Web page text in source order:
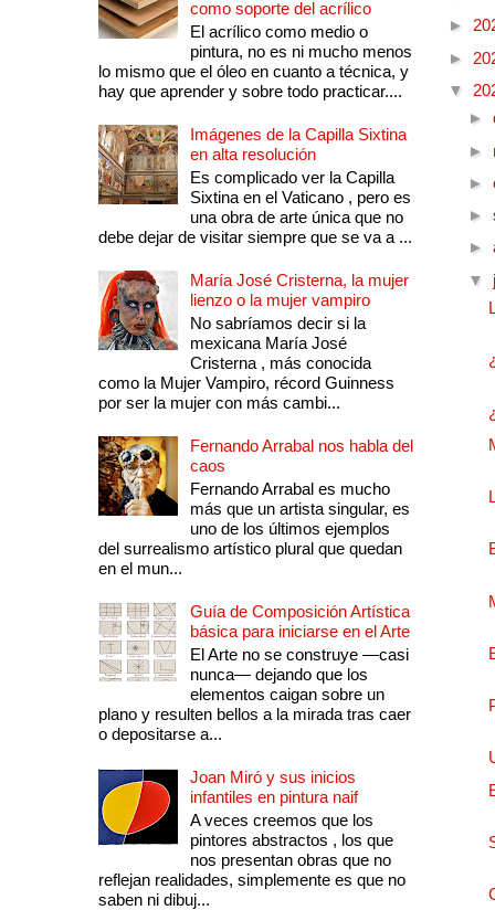
como soporte del acrílico
El acrílico como medio o
pintura, no es ni mucho menos
lo mismo que el óleo en cuanto a técnica, y
hay que aprender y sobre todo practicar....
Imágenes de la Capilla Sixtina
en alta resolución
Es complicado ver la Capilla
Sixtina en el Vaticano , pero es
una obra de arte única que no
debe dejar de visitar siempre que se va a ...
María José Cristerna, la mujer
lienzo o la mujer vampiro
No sabríamos decir si la
mexicana María José
Cristerna , más conocida
como la Mujer Vampiro, récord Guinness
por ser la mujer con más cambi...
Fernando Arrabal nos habla del
caos
Fernando Arrabal es mucho
más que un artista singular, es
uno de los últimos ejemplos
del surrealismo artístico plural que quedan
en el mun...
Guía de Composición Artística
básica para iniciarse en el Arte
El Arte no se construye —casi
nunca— dejando que los
elementos caigan sobre un
plano y resulten bellos a la mirada tras caer
o depositarse a...
Joan Miró y sus inicios
infantiles en pintura naif
A veces creemos que los
pintores abstractos , los que
nos presentan obras que no
reflejan realidades, simplemente es que no
saben ni dibuj...
►
►
▼
►
►
►
►
►
▼